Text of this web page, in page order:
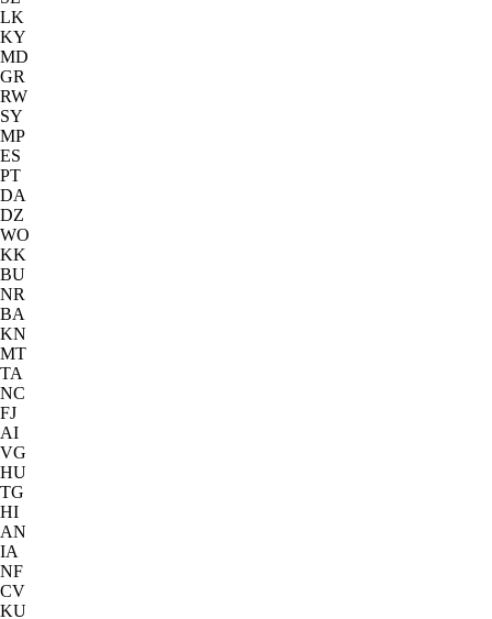
LK
KY
MD
GR
RW
SY
MP
ES
PT
DA
DZ
WO
KK
BU
NR
BA
KN
MT
TA
NC
FJ
AI
VG
HU
TG
HI
AN
IA
NF
CV
KU